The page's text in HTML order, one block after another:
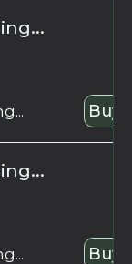
Buy
Buy